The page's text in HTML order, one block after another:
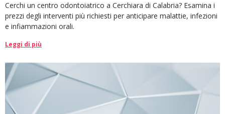
Cerchi un centro odontoiatrico a Cerchiara di Calabria? Esamina i
prezzi degli interventi più richiesti per anticipare malattie, infezioni
e infiammazioni orali.
Leggi di più